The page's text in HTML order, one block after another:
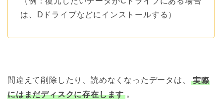
は、Dドライブなどにインストールする）
間違えて削除したり、読めなくなったデータは、
実際
にはまだディスクに存在します 。